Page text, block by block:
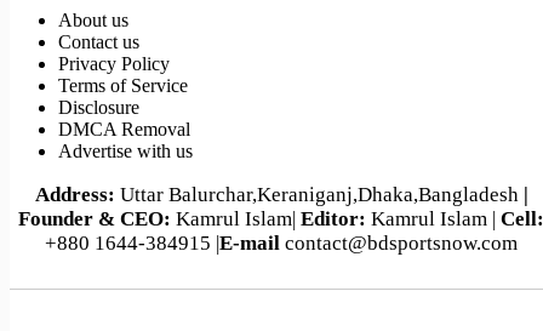
About us
Contact us
Privacy Policy
Terms of Service
Disclosure
DMCA Removal
Advertise with us
Address: Uttar Balurchar,Keraniganj,Dhaka,Bangladesh |
Founder & CEO: Kamrul Islam| Editor: Kamrul Islam | Cell:
+880 1644-384915 |E-mail contact@bdsportsnow.com